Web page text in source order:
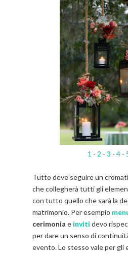
1 - 2 - 3 - 4-
Tutto deve seguire un
che collegherà tutti gli
con tutto quello che sarà la
matrimonio. Per esempio
cerimonia e inviti devo
per dare un senso di
evento. Lo stesso vale per gli